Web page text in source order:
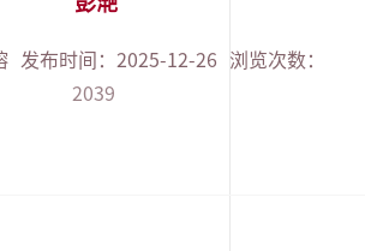
发布时间：2025-12-26
浏览次数：
2039